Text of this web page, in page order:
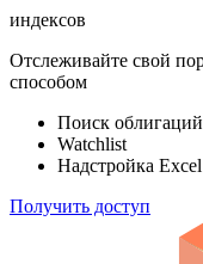
индексов
Отслеживайте свой
способом
Поиск облигаций
Watchlist
Надстройка Excel
Получить доступ